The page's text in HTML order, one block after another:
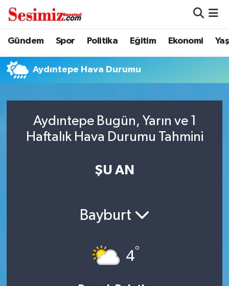
Gündem Spor Politika Eğitim Ekonomi
Aydıntepe Hava Durumu
Aydıntepe Bugün, Yarın ve 1
Haftalık Hava Durumu Tahmini
ŞU AN
Bayburt
4°
Dünya
Eğitim
Genel
Gündem
Nöbetçi Eczaneler
Hava Durumu
Trafik Durumu
Süper Lig Puan Durumu ve Fikstür